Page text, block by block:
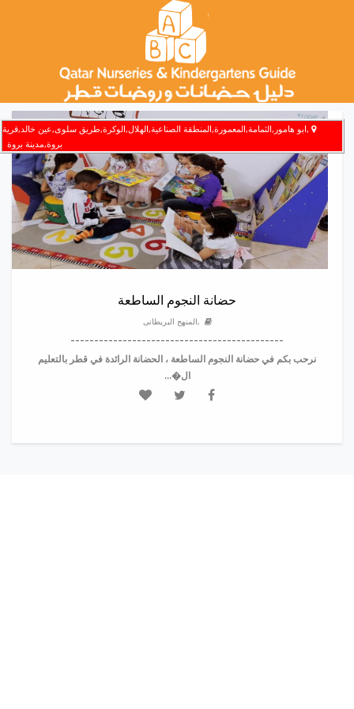
,ابو هامور,الثمامة,المعمورة,المنطقة الصناعية,الهلال,الوكرة,طريق سلوى,عين خالد,قرية
بروة,مدينة بروة
حضانة النجوم الساطعة
,المنهج البريطانى
---------------------------------------------
نرحب بكم في حضانة النجوم الساطعة ، الحضانة الرائدة في قطر بالتعليم
ال�...